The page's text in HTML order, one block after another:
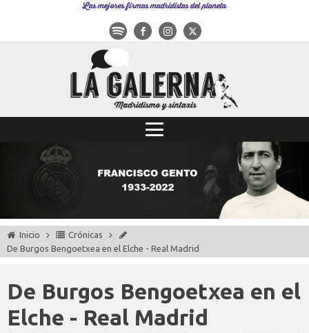
Las mejores firmas madridistas del planeta
Inicio
Crónicas
De Burgos Bengoetxea en el Elche - Real Madrid
De Burgos Bengoetxea en el
Elche - Real Madrid